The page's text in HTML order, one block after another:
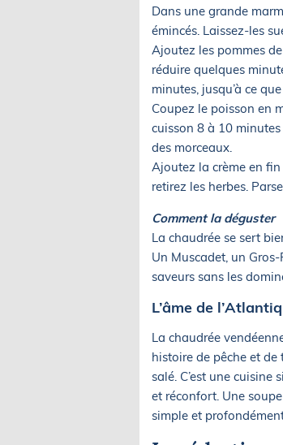
Dans une grande
émincés. Laissez-les
Ajoutez les pommes
réduire quelques
minutes, jusqu’à ce
Coupez le poisson en
cuisson 8 à 10
des morceaux.
Ajoutez la crème en
retirez les herbes.
Comment la déguster
La chaudrée se sert
Un Muscadet, un
saveurs sans les
L’âme de
La chaudrée
histoire de pêche et de
salé. C’est une cuisine
et réconfort. Une
simple et